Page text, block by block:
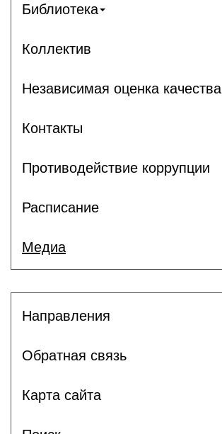
Библиотека
Коллектив
Независимая оценка качества
Контакты
Противодействие коррупции
Расписание
Медиа
Направления
Обратная связь
Карта сайта